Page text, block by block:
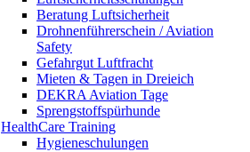
Beratung Luftsicherheit
Drohnenführerschein / Aviation
Safety
Gefahrgut Luftfracht
Mieten & Tagen in Dreieich
DEKRA Aviation Tage
Sprengstoffspürhunde
HealthCare Training
Hygieneschulungen